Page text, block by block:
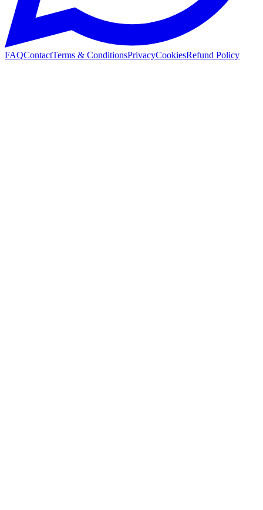
FAQContactTerms & ConditionsPrivacyCookiesRefund Policy